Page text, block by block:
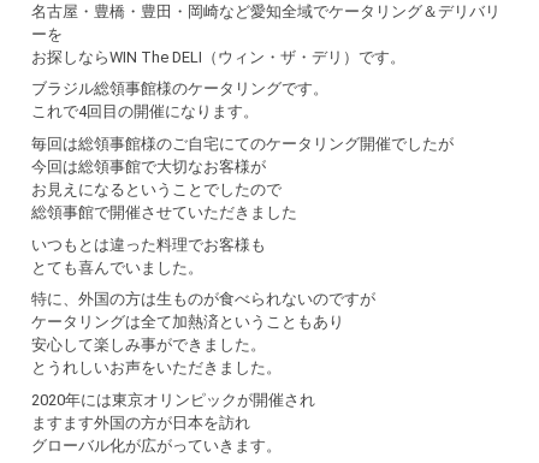
名古屋・豊橋・豊田・岡崎など愛知全域でケータリング＆デリバリ
ーを
お探しならWIN The DELI（ウィン・ザ・デリ）です。
ブラジル総領事館様のケータリングです。
これで4回目の開催になります。
毎回は総領事館様のご自宅にてのケータリング開催でしたが
今回は総領事館で大切なお客様が
お見えになるということでしたので
総領事館で開催させていただきました
いつもとは違った料理でお客様も
とても喜んでいました。
特に、外国の方は生ものが食べられないのですが
ケータリングは全て加熱済ということもあり
安心して楽しみ事ができました。
とうれしいお声をいただきました。
2020年には東京オリンピックが開催され
ますます外国の方が日本を訪れ
グローバル化が広がっていきます。